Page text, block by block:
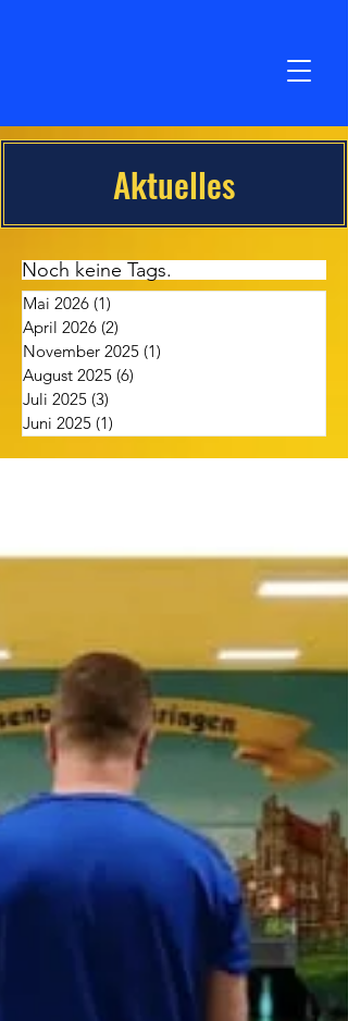
Aktuelles
Noch keine Tags.
Mai 2026 (1)
April 2026 (2)
November 2025 (1)
August 2025 (6)
Juli 2025 (3)
Juni 2025 (1)